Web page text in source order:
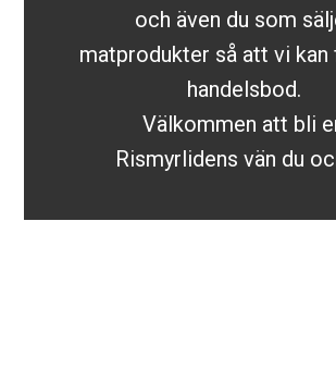
och även du som
matprodukter så att vi kan
handelsbod.
Välkommen att bli
Rismyrlidens vän du